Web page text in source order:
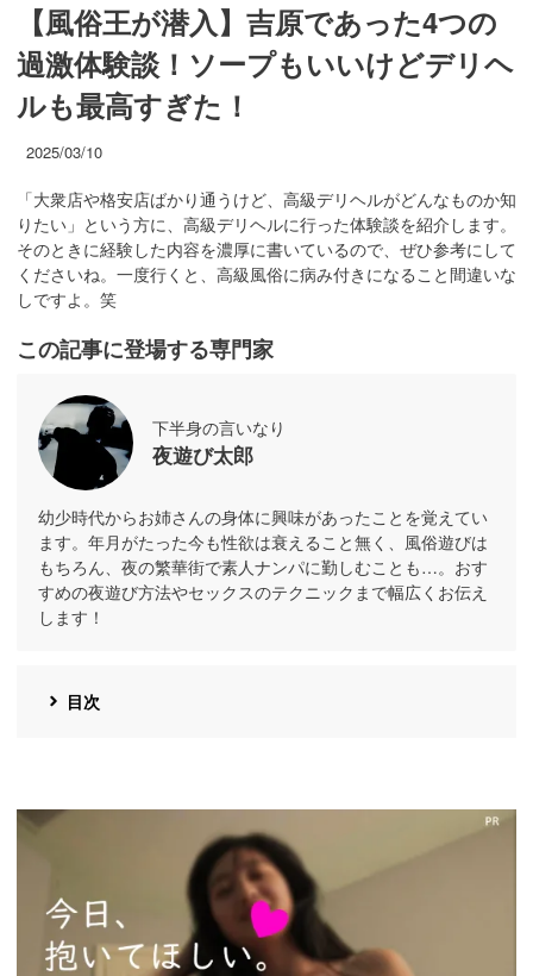
【風俗王が潜入】吉原であった4つの
過激体験談！ソープもいいけどデリヘ
ルも最高すぎた！
2025/03/10
「大衆店や格安店ばかり通うけど、高級デリヘルがどんなものか知
りたい」という方に、高級デリヘルに行った体験談を紹介します。
そのときに経験した内容を濃厚に書いているので、ぜひ参考にして
くださいね。一度行くと、高級風俗に病み付きになること間違いな
しですよ。笑
この記事に登場する専門家
下半身の言いなり
夜遊び太郎
幼少時代からお姉さんの身体に興味があったことを覚えてい
ます。年月がたった今も性欲は衰えること無く、風俗遊びは
もちろん、夜の繁華街で素人ナンパに勤しむことも…。おす
すめの夜遊び方法やセックスのテクニックまで幅広くお伝え
します！
目次
https://pcmax.jp/lp/?